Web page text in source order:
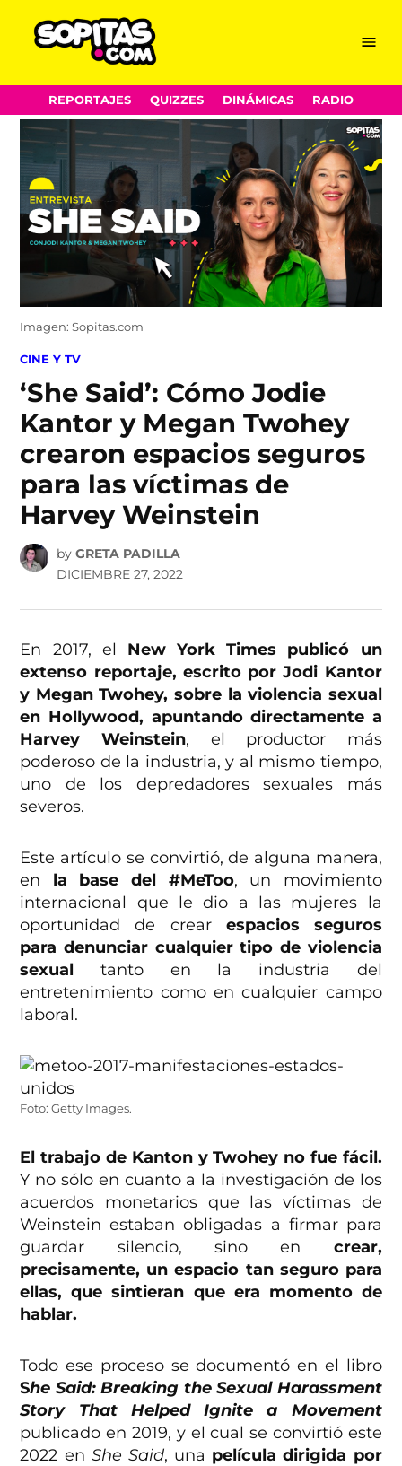
Skip
to
content
Menu
REPORTAJES QUIZZES DINÁMICAS RADIO
Imagen: Sopitas.com
POSTED
CINE Y TV
‘She Said’: Cómo Jodie
Kantor y Megan Twohey
crearon espacios seguros
para las víctimas de
Harvey Weinstein
by GRETA PADILLA
DICIEMBRE 27, 2022
En 2017, el New York Times publicó un
extenso reportaje, escrito por Jodi Kantor
y Megan Twohey, sobre la violencia sexual
en Hollywood, apuntando directamente a
Harvey Weinstein, el productor más
poderoso de la industria, y al mismo tiempo,
uno de los depredadores sexuales más
severos.
Este artículo se convirtió, de alguna manera,
en la base del #MeToo, un movimiento
internacional que le dio a las mujeres la
oportunidad de crear espacios seguros
para denunciar cualquier tipo de violencia
sexual tanto en la industria del
entretenimiento como en cualquier campo
laboral.
Foto: Getty Images.
El trabajo de Kanton y Twohey no fue fácil.
Y no sólo en cuanto a la investigación de los
acuerdos monetarios que las víctimas de
Weinstein estaban obligadas a firmar para
guardar silencio, sino en crear,
precisamente, un espacio tan seguro para
ellas, que sintieran que era momento de
hablar.
Todo ese proceso se documentó en el libro
She Said: Breaking the Sexual Harassment
Story That Helped Ignite a Movement
publicado en 2019, y el cual se convirtió este
2022 en She Said, una película dirigida por